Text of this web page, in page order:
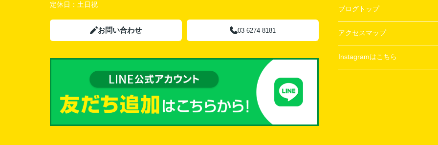
定休日： 土日祝
お問い合わせ 03-6274-8181
ブログトップ
アクセスマップ
Instagramはこちら